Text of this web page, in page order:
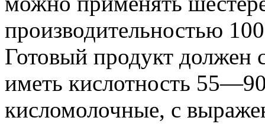
производительностью
Готовый продукт должен
иметь кислотность
кисломолочные, с